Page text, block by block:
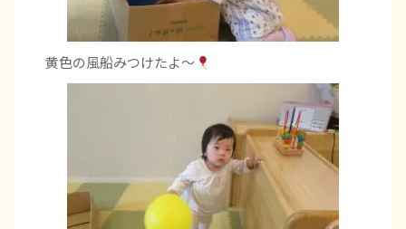
黄色の風船みつけたよ～